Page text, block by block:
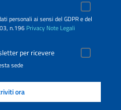
personali ai sensi del GDPR e del
n.196 Privacy Note Legali
per ricevere
sede